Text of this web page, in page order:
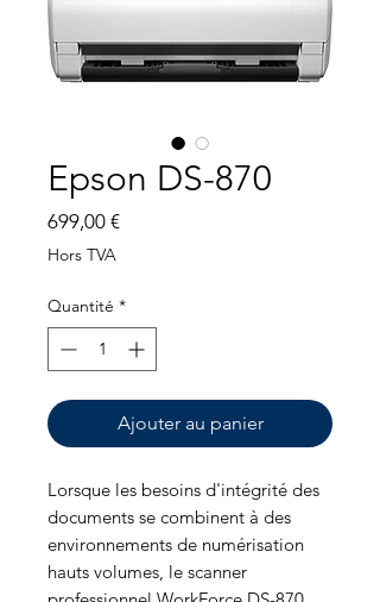
Epson DS-870
699,00 €Prix
Hors TVA
Quantité *
Ajouter au panier
Lorsque les besoins d'intégrité des
documents se combinent à des
environnements de numérisation
hauts volumes, le scanner